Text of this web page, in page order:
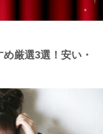
厳選3選！安い・